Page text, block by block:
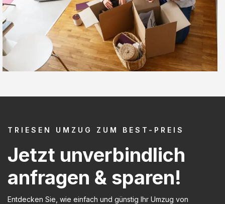
TRIESEN UMZUG ZUM BEST-PREIS
Jetzt unverbindlich
anfragen & sparen!
Entdecken Sie, wie einfach und günstig Ihr Umzug von